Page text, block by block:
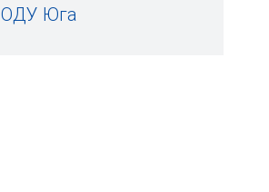
ОДУ Юга